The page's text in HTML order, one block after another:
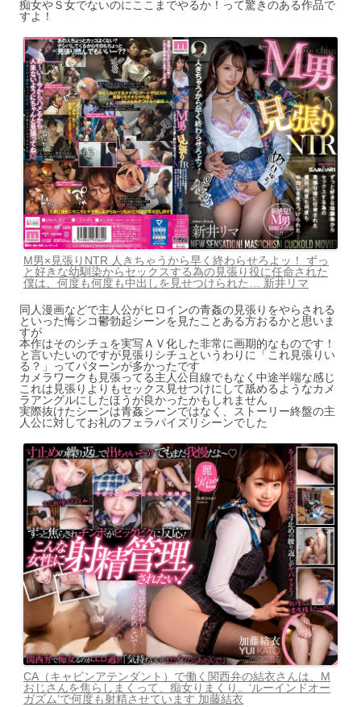
痴女やＳ女でないのにここまでやるか！って驚きのある作品で
すよ！
M男×見張りNTR 人きちゃうから早く終わらせろよッ！ ずっ
と好きな幼馴染からセックスする為の見張り役に任命された
僕は、何度も何度も中出しを見せつけられた… 新井リマ
同人漫画などで主人公がヒロインの青姦の見張りをやらされる
といった悔シコ鬱勃起シーンを見たことある方おるかと思いま
すが
本作はそのシチュを実写ＡＶ化した非常に画期的なものです！
と言いたいのですが見張りシチュというわりに「これ見張りい
る？」ってパターンが多かったです
カメラワークも見張ってる主人公目線でもなく中途半端な感じ
これは見張りよりもセックス見せつけにして舐めるようなカメ
ラアングルにしたほうが良かったかもしれません
実際抜けたシーンは青姦シーンではなく、ストーリー終盤の主
人公に対してお礼のフェラパイズリシーンでした
CA（キャビンアテンダント）で働く関西弁の結衣さんは、M
おじさんを焦らしまくって、痴女りまくり。‘ルーインドオー
ガズム’で何度も射精させています 加藤結衣